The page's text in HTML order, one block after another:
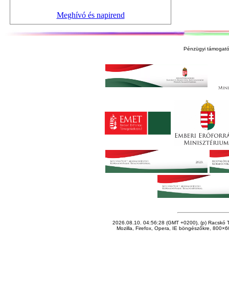
Meghívó és napirend
Pénzügyi
2026.08.10. 04:56:28 (GMT +0200), (p) Racskó
Mozilla, Firefox, Opera, IE böngészőkre,